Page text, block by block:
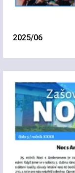
2025/06